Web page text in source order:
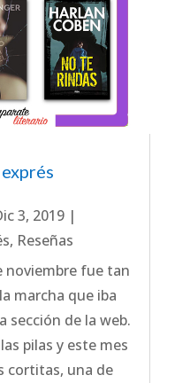
3, 2019|
, Reseñas
noviembre fue tan
marcha que iba
sección de la web.
pilas y este mes
cortitas, una de